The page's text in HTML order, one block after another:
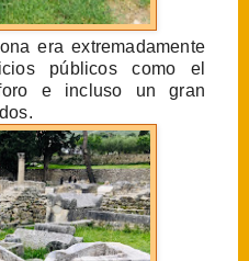
era extremadamente
públicos como el
e incluso un gran